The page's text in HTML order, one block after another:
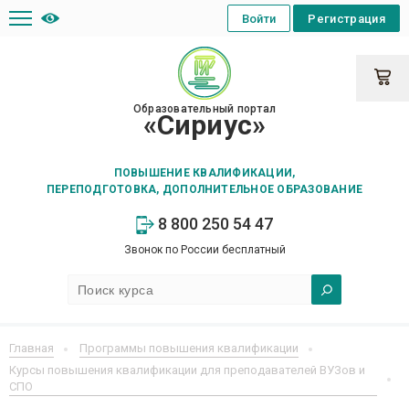
Образовательный портал
«Сириус»
ПОВЫШЕНИЕ КВАЛИФИКАЦИИ,
ПЕРЕПОДГОТОВКА, ДОПОЛНИТЕЛЬНОЕ ОБРАЗОВАНИЕ
8 800 250 54 47
Звонок по России бесплатный
Регистрация
Войти
Главная
Программы повышения квалификации
Курсы повышения квалификации для преподавателей ВУЗов и
СПО